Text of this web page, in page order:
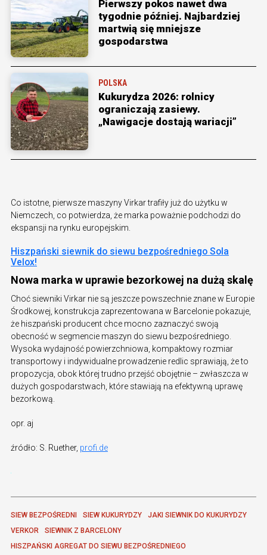
Pierwszy pokos nawet dwa
tygodnie później. Najbardziej
martwią się mniejsze
gospodarstwa
POLSKA
Kukurydza 2026: rolnicy
ograniczają zasiewy.
„Nawigacje dostają wariacji”
Co istotne, pierwsze maszyny Virkar trafiły już do użytku w
Niemczech, co potwierdza, że marka poważnie podchodzi do
ekspansji na rynku europejskim.
Hiszpański siewnik do siewu bezpośredniego Sola
Velox!
Nowa marka w uprawie bezorkowej na dużą skalę
Choć siewniki Virkar nie są jeszcze powszechnie znane w Europie
Środkowej, konstrukcja zaprezentowana w Barcelonie pokazuje,
że hiszpański producent chce mocno zaznaczyć swoją
obecność w segmencie maszyn do siewu bezpośredniego.
Wysoka wydajność powierzchniowa, kompaktowy rozmiar
transportowy i indywidualne prowadzenie redlic sprawiają, że to
propozycja, obok której trudno przejść obojętnie – zwłaszcza w
dużych gospodarstwach, które stawiają na efektywną uprawę
bezorkową.
opr. aj
źródło: S. Ruether, profi.de
SIEW BEZPOŚREDNI SIEW KUKURYDZY
JAKI SIEWNIK DO KUKURYDZY
VERKOR
SIEWNIK Z BARCELONY
HISZPAŃSKI AGREGAT DO SIEWU BEZPOŚREDNIEGO